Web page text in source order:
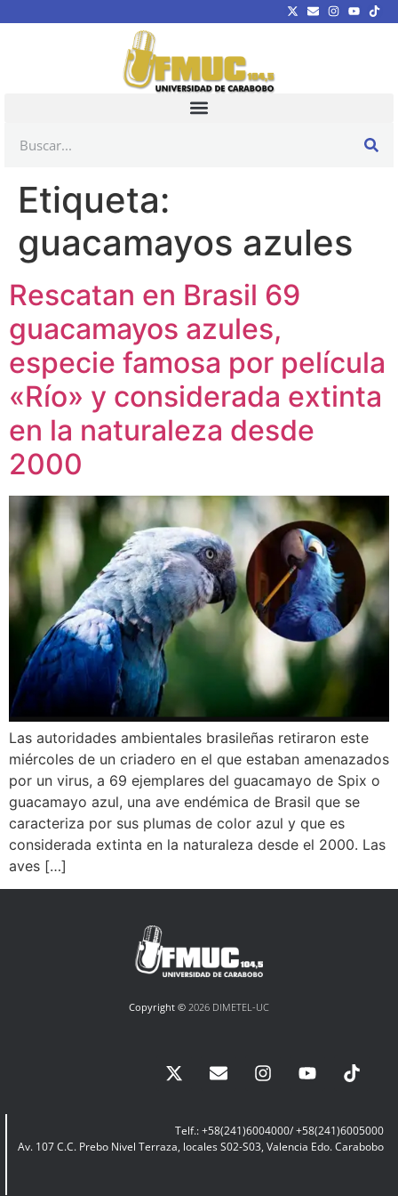
Etiqueta:
guacamayos azules
Rescatan en Brasil 69
guacamayos azules,
especie famosa por película
«Río» y considerada extinta
en la naturaleza desde
2000
Las autoridades ambientales brasileñas retiraron este
miércoles de un criadero en el que estaban amenazados
por un virus, a 69 ejemplares del guacamayo de Spix o
guacamayo azul, una ave endémica de Brasil que se
caracteriza por sus plumas de color azul y que es
considerada extinta en la naturaleza desde el 2000. Las
aves […]
Copyright © 2026 DIMETEL-UC
Telf.: +58(241)6004000/ +58(241)6005000
Av. 107 C.C. Prebo Nivel Terraza, locales S02-S03, Valencia Edo. Carabobo